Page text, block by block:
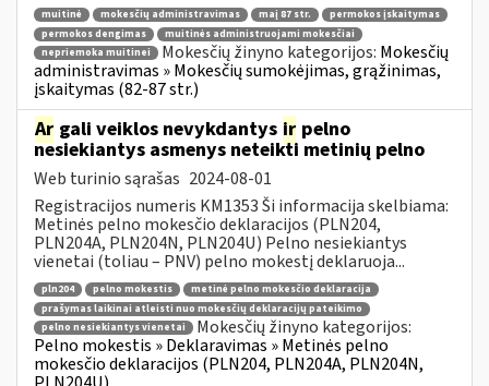
muitinė mokesčių administravimas maį 87 str.
permokos įskaitymas
permokos dengimas
muitinės administruojami mokesčiai
nepriemoka muitinei
Mokesčių žinyno kategorijos: Mokesčių
administravimas » Mokesčių sumokėjimas, grąžinimas,
įskaitymas (82-87 str.)
Ar gali veiklos nevykdantys ir pelno
nesiekiantys asmenys neteikti metinių pelno
Web turinio sąrašas 2024-08-01
Registracijos numeris KM1353 Ši informacija skelbiama:
Metinės pelno mokesčio deklaracijos (PLN204,
PLN204A, PLN204N, PLN204U) Pelno nesiekiantys
vienetai (toliau – PNV) pelno mokestį deklaruoja...
pln204 pelno mokestis
metinė pelno mokesčio deklaracija
prašymas laikinai atleisti nuo mokesčių deklaracijų pateikimo
pelno nesiekiantys vienetai
Mokesčių žinyno kategorijos:
Pelno mokestis » Deklaravimas » Metinės pelno
mokesčio deklaracijos (PLN204, PLN204A, PLN204N,